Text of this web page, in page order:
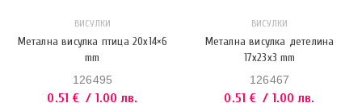
ВИСУЛКИ
Метална висулка птица 20х14×6
mm
126495
0.51 € / 1.00 лв.
ВИСУЛКИ
Метална висулка детелина
17x23x3 mm
126467
0.51 € / 1.00 лв.